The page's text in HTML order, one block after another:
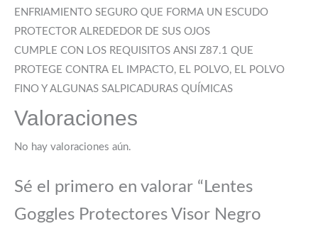
ENFRIAMIENTO SEGURO QUE FORMA UN ESCUDO
PROTECTOR ALREDEDOR DE SUS OJOS
CUMPLE CON LOS REQUISITOS ANSI Z87.1 QUE
PROTEGE CONTRA EL IMPACTO, EL POLVO, EL POLVO
FINO Y ALGUNAS SALPICADURAS QUÍMICAS
Valoraciones
No hay valoraciones aún.
Sé el primero en valorar “Lentes
Goggles Protectores Visor Negro